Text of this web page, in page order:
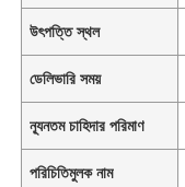
উৎপত্তি স্থল
ডেলিভারি সময়
ন্যূনতম চাহিদার পরিমাণ
পরিচিতিমুলক নাম